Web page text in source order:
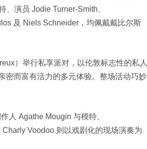
演员 Jodie Turner-Smith、
及 Niels Schneider，均佩戴戴比尔斯
）举行私享派对，以伦敦标志性的私人
密而富有活力的多元体验。整场活动巧妙
人 Agathe Mougin 与模特、
Voodoo 则以戏剧化的现场演奏为